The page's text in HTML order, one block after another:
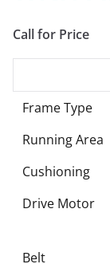
Call for Price
Frame Type
Running Area
Cushioning
Drive Motor
Belt